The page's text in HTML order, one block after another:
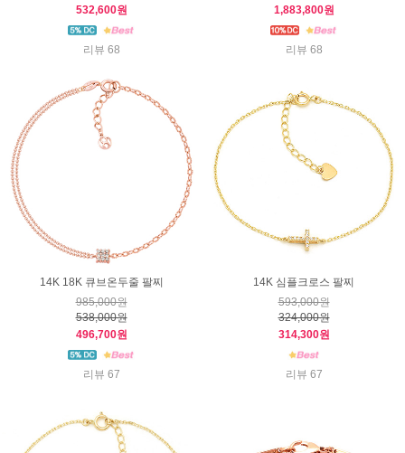
532,600원
리뷰 68
1,883,800원
리뷰 68
14K 18K 큐브온두줄 팔찌
985,000원
538,000원
496,700원
리뷰 67
14K 심플크로스 팔찌
593,000원
324,000원
314,300원
리뷰 67